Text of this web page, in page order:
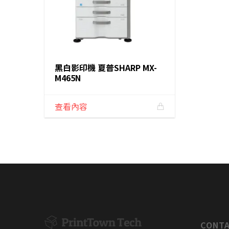
黑白影印機 夏普SHARP MX-
M465N
查看內容